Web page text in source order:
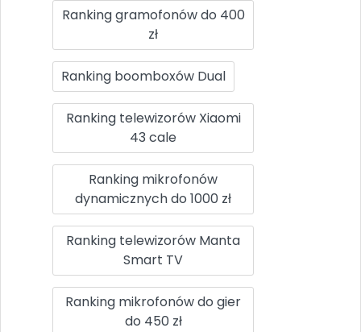
Ranking gramofonów do 400
zł
Ranking boomboxów Dual
Ranking telewizorów Xiaomi
43 cale
Ranking mikrofonów
dynamicznych do 1000 zł
Ranking telewizorów Manta
Smart TV
Ranking mikrofonów do gier
do 450 zł